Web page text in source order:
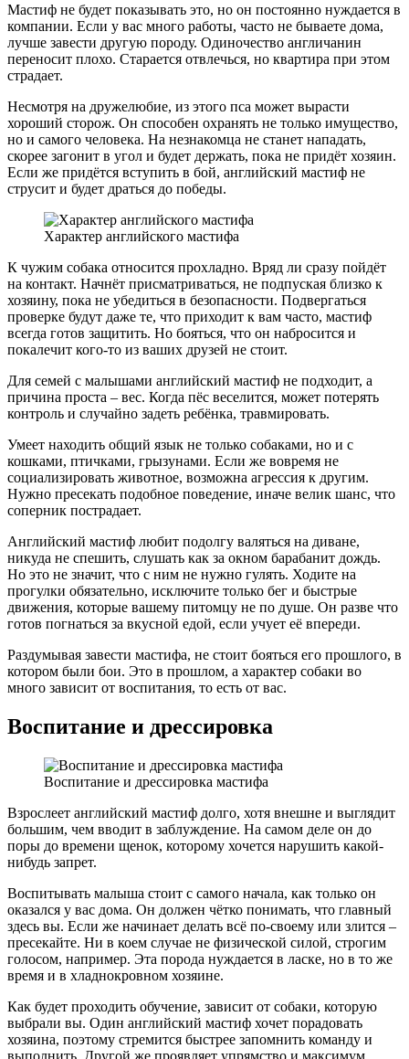
Мастиф не будет показывать это, но он постоянно нуждается в
компании. Если у вас много работы, часто не бываете дома,
лучше завести другую породу. Одиночество англичанин
переносит плохо. Старается отвлечься, но квартира при этом
страдает.
Несмотря на дружелюбие, из этого пса может вырасти
хороший сторож. Он способен охранять не только имущество,
но и самого человека. На незнакомца не станет нападать,
скорее загонит в угол и будет держать, пока не придёт хозяин.
Если же придётся вступить в бой, английский мастиф не
струсит и будет драться до победы.
Характер английского мастифа
К чужим собака относится прохладно. Вряд ли сразу пойдёт
на контакт. Начнёт присматриваться, не подпуская близко к
хозяину, пока не убедиться в безопасности. Подвергаться
проверке будут даже те, что приходит к вам часто, мастиф
всегда готов защитить. Но бояться, что он набросится и
покалечит кого-то из ваших друзей не стоит.
Для семей с малышами английский мастиф не подходит, а
причина проста – вес. Когда пёс веселится, может потерять
контроль и случайно задеть ребёнка, травмировать.
Умеет находить общий язык не только собаками, но и с
кошками, птичками, грызунами. Если же вовремя не
социализировать животное, возможна агрессия к другим.
Нужно пресекать подобное поведение, иначе велик шанс, что
соперник пострадает.
Английский мастиф любит подолгу валяться на диване,
никуда не спешить, слушать как за окном барабанит дождь.
Но это не значит, что с ним не нужно гулять. Ходите на
прогулки обязательно, исключите только бег и быстрые
движения, которые вашему питомцу не по душе. Он разве что
готов погнаться за вкусной едой, если учует её впереди.
Раздумывая завести мастифа, не стоит бояться его прошлого, в
котором были бои. Это в прошлом, а характер собаки во
много зависит от воспитания, то есть от вас.
Воспитание и дрессировка
Воспитание и дрессировка мастифа
Взрослеет английский мастиф долго, хотя внешне и выглядит
большим, чем вводит в заблуждение. На самом деле он до
поры до времени щенок, которому хочется нарушить какой-
нибудь запрет.
Воспитывать малыша стоит с самого начала, как только он
оказался у вас дома. Он должен чётко понимать, что главный
здесь вы. Если же начинает делать всё по-своему или злится –
пресекайте. Ни в коем случае не физической силой, строгим
голосом, например. Эта порода нуждается в ласке, но в то же
время и в хладнокровном хозяине.
Как будет проходить обучение, зависит от собаки, которую
выбрали вы. Один английский мастиф хочет порадовать
хозяина, поэтому стремится быстрее запомнить команду и
выполнить. Другой же проявляет упрямство и максимум